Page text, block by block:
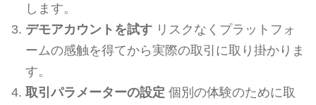
します。
デモアカウントを試すリスクなくプラットフォ
ームの感触を得てから実際の取引に取り掛かりま
す。
取引パラメーターの設定 個別の体験のために取